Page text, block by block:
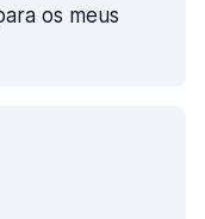
os meus